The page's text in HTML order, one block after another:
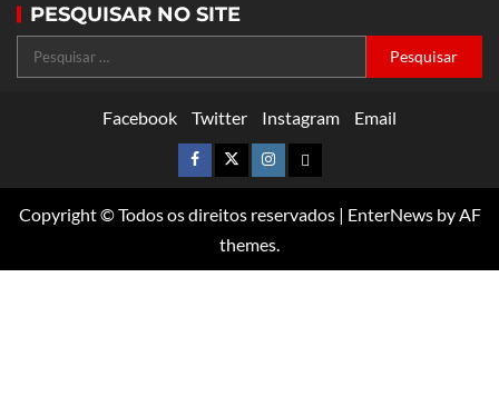
PESQUISAR NO SITE
Facebook Twitter Instagram Email
Copyright © Todos os direitos reservados | EnterNewsby AF
themes.